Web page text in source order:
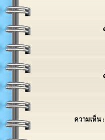
ความเห็น :